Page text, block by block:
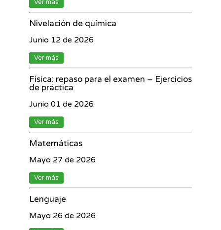
Ver más
Nivelación de química
Junio 12 de 2026
Ver más
Física: repaso para el examen – Ejercicios
de práctica
Junio 01 de 2026
Ver más
Matemáticas
Mayo 27 de 2026
Ver más
Lenguaje
Mayo 26 de 2026